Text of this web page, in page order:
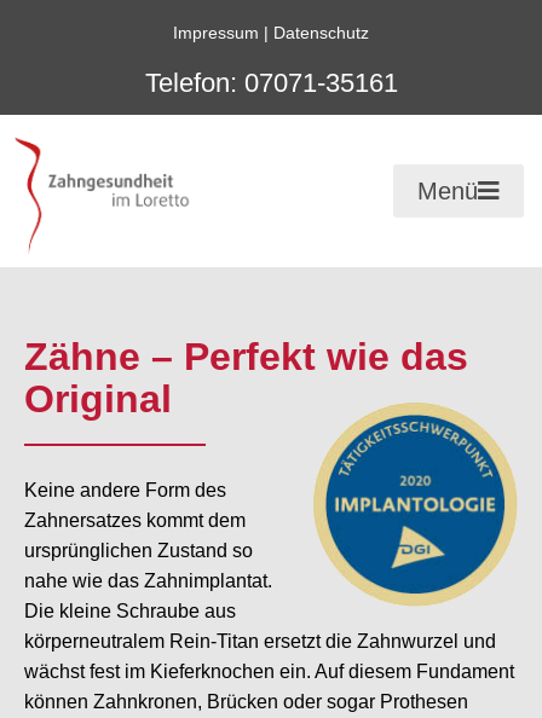
Impressum | Datenschutz
Telefon: 07071-35161
Menü
Zähne – Perfekt wie das
Original
Keine andere Form des
Zahnersatzes kommt dem
ursprünglichen Zustand so
nahe wie das Zahnimplantat.
Die kleine Schraube aus
körperneutralem Rein-Titan ersetzt die Zahnwurzel und
wächst fest im Kieferknochen ein. Auf diesem Fundament
können Zahnkronen, Brücken oder sogar Prothesen